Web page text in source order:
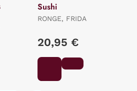
Sushi
RONGE, FRIDA
20,95 €